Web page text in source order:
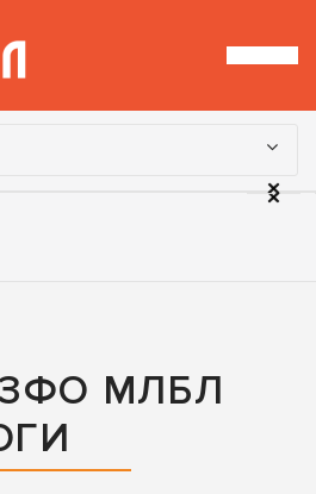
МЛБЛ